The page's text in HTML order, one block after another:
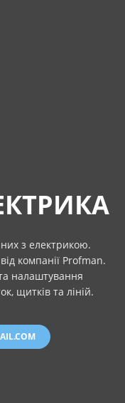
з електрикою.
компанії Profman.
налаштування
щитків та ліній.